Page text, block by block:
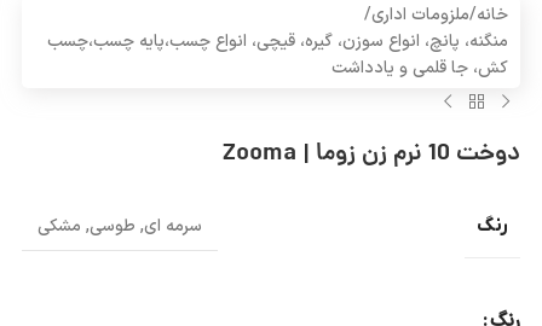
خانه/ملزومات اداری/
منگنه، پانچ، انواع سوزن، گیره، قیچی، انواع چسب،پایه چسب،چسب
کش، جا قلمی و یادداشت
دوخت 10 نرم زن زوما | Zooma
رنگ سرمه ای, طوسی, مشکی